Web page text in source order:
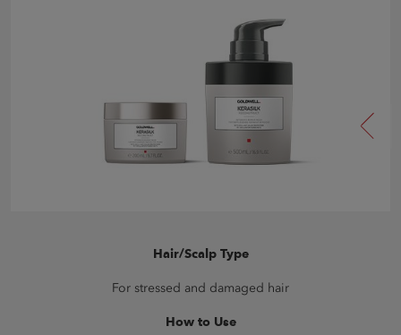
Hair/Scalp Type
For stressed and damaged hair
How to Use